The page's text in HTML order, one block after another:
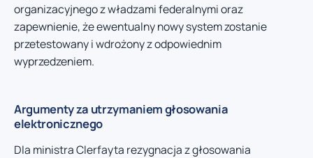
organizacyjnego z władzami federalnymi oraz
zapewnienie, że ewentualny nowy system zostanie
przetestowany i wdrożony z odpowiednim
wyprzedzeniem.
Argumenty za utrzymaniem głosowania
elektronicznego
Dla ministra Clerfayta rezygnacja z głosowania